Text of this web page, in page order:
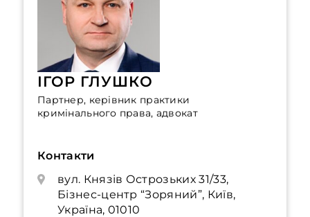
ІГОР ГЛУШКО
Партнер, керівник практики
кримінального права, адвокат
Контакти
вул. Князів Острозьких 31/33,
Бізнес-центр “Зоряний”, Київ,
Україна, 01010